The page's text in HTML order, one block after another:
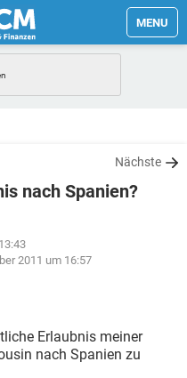
MENU
Nächste
nach Spanien?
2011 um 16:57
Erlaubnis meiner
nach Spanien zu